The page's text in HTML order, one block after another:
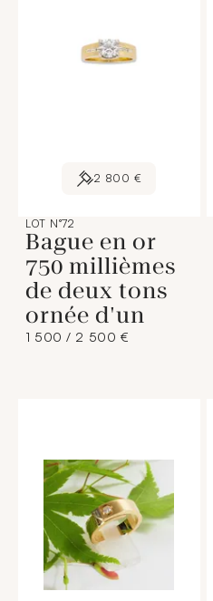
2 800 €
LOT N°72
Bague en or
750 millièmes
de deux tons
ornée d'un
1 500 / 2 500 €